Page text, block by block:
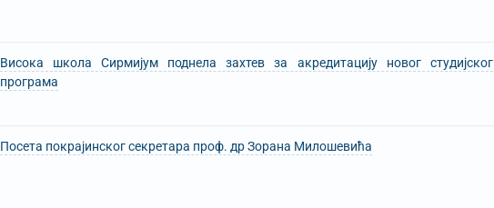
Висока школа Сирмијум поднела захтев за акредитацију новог студијског
програма
Посета покрајинског секретара проф. др Зорана Милошевића